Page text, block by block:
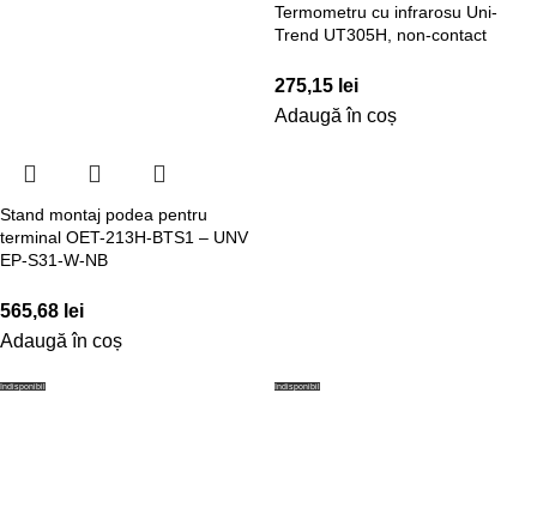
Stand montaj podea pentru
terminal OET-213H-BTS1 – UNV
EP-S31-W-NB
565,68 lei
Adaugă în coș
Termometru cu infrarosu Uni-
Trend UT305H, non-contact
275,15 lei
Adaugă în coș
Indisponibil Indisponibil